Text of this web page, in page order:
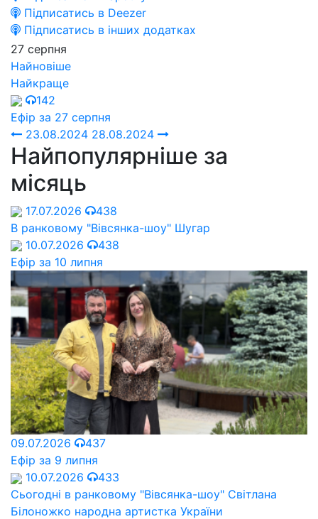
Підписатись в Deezer
Підписатись в інших додатках
27 серпня
Найновіше
Найкраще
142
Ефір за 27 серпня
23.08.2024 28.08.2024
Найпопулярніше за
місяць
17.07.2026
438
В ранковому "Вівсянка-шоу" Шугар
10.07.2026
438
Ефір за 10 липня
09.07.2026
437
Ефір за 9 липня
10.07.2026
433
Сьогодні в ранковому "Вівсянка-шоу" Cвітлана
Білоножко народна артистка України